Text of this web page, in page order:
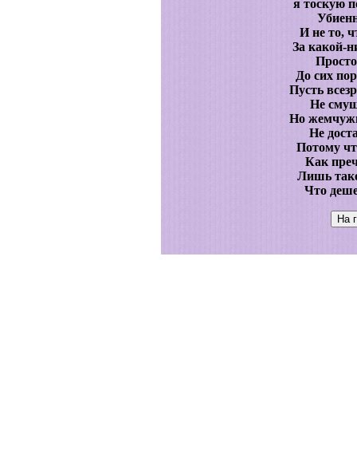
я тоскую
И не то,
За какой-
До сих
Пусть
Не
Но
Не
Потому
Как
Лишь
Что